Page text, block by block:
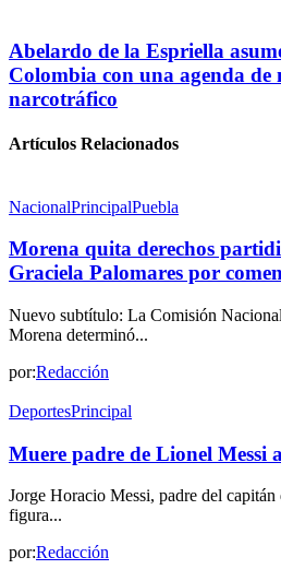
Abelardo de la Espriella
Colombia con una agenda
narcotráfico
Artículos Relacionados
NacionalPrincipalPuebla
Morena quita derechos
Graciela Palomares por
Nuevo subtítulo: La Comisión
Morena determinó...
por:Redacción
DeportesPrincipal
Muere padre de Lionel Messi
Jorge Horacio Messi, padre del
figura...
por:Redacción